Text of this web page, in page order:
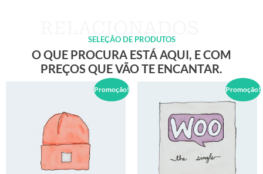
SELEÇÃO DE PRODUTOS
O QUE PROCURA ESTÁ AQUI, E COM
PREÇOS QUE VÃO TE ENCANTAR.
Promoção! Promoção!